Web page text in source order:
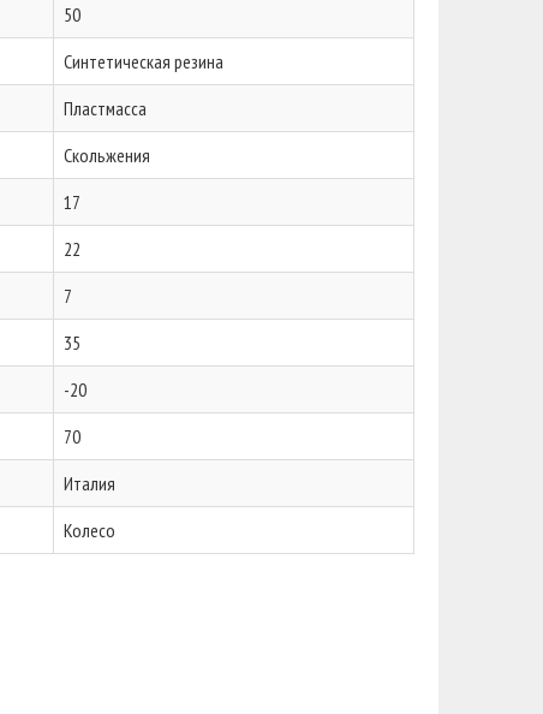
50
Синтетическая резина
Пластмасса
Скольжения
17
22
7
35
-20
70
Италия
Колесо